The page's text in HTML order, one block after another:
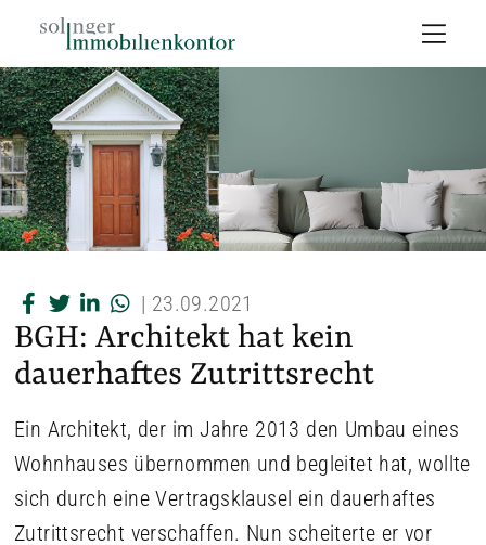
| 23.09.2021
BGH: Architekt hat kein
dauerhaftes Zutrittsrecht
Ein Architekt, der im Jahre 2013 den Umbau eines
Wohnhauses übernommen und begleitet hat, wollte
sich durch eine Vertragsklausel ein dauerhaftes
Zutrittsrecht verschaffen. Nun scheiterte er vor